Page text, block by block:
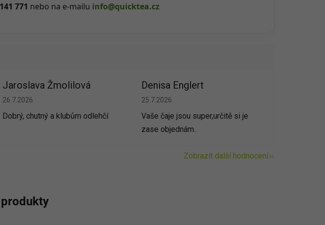
771 nebo na e-mailu info@quicktea.cz
Jaroslava Žmolilová
Hodnocení obchodu je 5 z 5 hvězdiček.
26.7.2026
Dobrý, chutný a klubům odlehčí
Denisa Englert
Hodnocení obchodu je 5 z 5 hvězdiček.
25.7.2026
Vaše čaje jsou super,určitě si je
zase objednám..
Zobrazit další hodnocení